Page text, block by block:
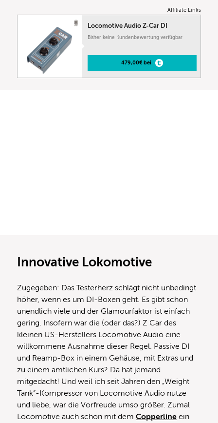
Affiliate Links
Locomotive Audio Z-Car DI
Bisher keine Kundenbewertung verfügbar
479,00€ bei
Innovative Lokomotive
Zugegeben: Das Testerherz schlägt nicht unbedingt
höher, wenn es um DI-Boxen geht. Es gibt schon
unendlich viele und der Glamourfaktor ist einfach
gering. Insofern war die (oder das?) Z Car des
kleinen US-Herstellers Locomotive Audio eine
willkommene Ausnahme dieser Regel. Passive DI
und Reamp-Box in einem Gehäuse, mit Extras und
zu einem amtlichen Kurs? Da hat jemand
mitgedacht! Und weil ich seit Jahren den „Weight
Tank“-Kompressor von Locomotive Audio nutze
und liebe, war die Vorfreude umso größer. Zumal
Locomotive auch schon mit dem Copperline ein